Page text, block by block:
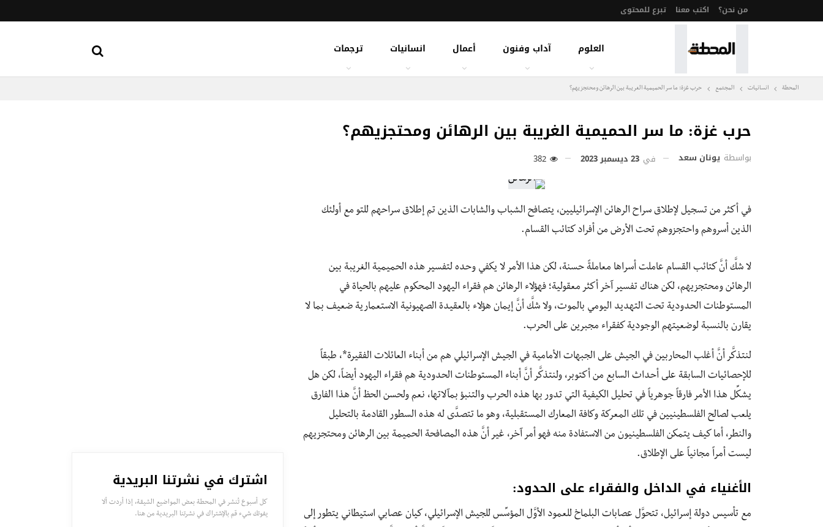
من نحن؟ اكتب معنا تبرع للمحتوى
العلوم آداب وفنون أعمال انسانيات ترجمات
المحطة انسانيات المجتمع حرب غزة: ما سر الحميمية الغريبة بين الرهائن ومحتجزيهم؟
حرب غزة: ما سر الحميمية الغريبة بين الرهائن ومحتجزيهم؟
بواسطة يونان سعد في 23 ديسمبر 2023
في أكثر من تسجيل لإطلاق سراح الرهائن الإسرائيليين، يتصافح الشباب والشابات الذين تم إطلاق سراحهم للتو مع أولئك
الذين أسروهم واحتجزوهم تحت الأرض من أفراد كتائب القسام.
لا شكَّ أنَّ كتائب القسام عاملت أسراها معاملةً حسنة، لكن هذا الأمر لا يكفي وحده لتفسير هذه الحميمية الغريبة بين
الرهائن ومحتجزيهم، لكن هناك تفسير آخر أكثر معقولية؛ فهؤلاء الرهائن هم فقراء اليهود المحكوم عليهم بالحياة في
المستوطنات الحدودية تحت التهديد اليومي بالموت، ولا شكَّ أنَّ إيمان هؤلاء بالعقيدة الصهيونية الاستعمارية ضعيف بما لا
يقارن بالنسبة لوضعيتهم الوجودية كفقراء مجبرين على الحرب.
لنتذكَّر أنَّ أغلب المحاربين في الجيش على الجبهات الأمامية في الجيش الإسرائيلي هم من أبناء العائلات الفقيرة*، طبقاً
للإحصائيات السابقة على أحداث السابع من أكتوبر، ولنتذكَّر أنَّ أبناء المستوطنات الحدودية هم فقراء اليهود أيضاً، لكن هل
يشكِّل هذا الأمر فارقاً جوهرياً في تحليل الكيفية التي تدور بها هذه الحرب والتنبؤ بمآلاتها، نعم ولحسن الحظ أنَّ هذا الفارق
يلعب لصالح الفلسطينيين في تلك المعركة وكافة المعارك المستقبلية، وهو ما تتصدَّى له هذه السطور القادمة بالتحليل
والنطر، أما كيف يتمكن الفلسطينيون من الاستفادة منه فهو أمر آخر، غير أنَّ هذه المصافحة الحميمة بين الرهائن ومحتجزيهم
ليست أمراً مجانياً على الإطلاق.
الأغنياء في الداخل والفقراء على الحدود:
مع تأسيس دولة إسرائيل، تتحوَّل عصابات البلماخ للعمود الأوَّل المؤسِّس للجيش الإسرائيلي، كيان عصابي استيطاني يتطور إلى
اشترك في نشرتنا البريدية
كل أسبوع تُنشر في المحطة بعض المواضيع الشيقة، إذا أردت ألا
يفوتك شيء قم بالإشتراك في نشرتنا البريدية من هنا.